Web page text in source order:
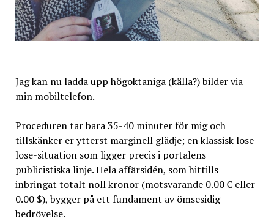
Jag kan nu ladda upp högoktaniga (källa?) bilder via
min mobiltelefon.
Proceduren tar bara 35-40 minuter för mig och
tillskänker er ytterst marginell glädje; en klassisk lose-
lose-situation som ligger precis i portalens
publicistiska linje. Hela affärsidén, som hittills
inbringat totalt noll kronor (motsvarande 0.00 € eller
0.00 $), bygger på ett fundament av ömsesidig
bedrövelse.